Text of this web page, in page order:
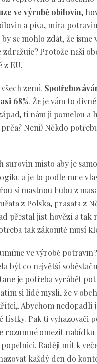
ve výrobě obilovin,
a piva, míra
se mohlo zdát, že jsme
Protože naši
z EU.
zemí.
68%. Že je vám to
ti nám ji pomelou a
Není! Někdo
surovin místo aby je
a je to podle mne
si mastnou hubu z
z Polska, prasata z
přestal jíst hovězí a tak
tak zákonitě musí
ve výrobě
být co největší
je potřeba vyrábět
si lidé myslí, že v
Abychom nedopadli
lístky. Pak ti vyhazovači
rozumné omezit
Raději mít k
každý den do